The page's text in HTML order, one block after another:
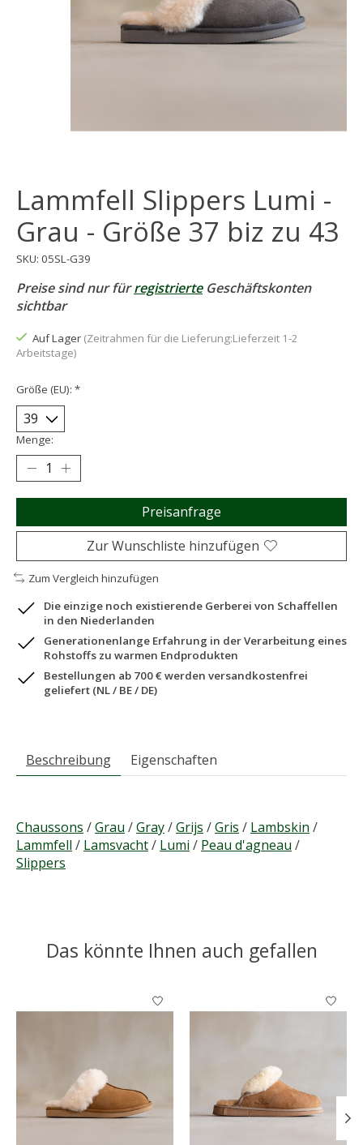
Lammfell Slippers Lumi -
Grau - Größe 37 biz zu 43
SKU: 05SL-G39
Preise sind nur fürregistrierteGeschäftskonten
sichtbar
Auf Lager (Zeitrahmen für die Lieferung:Lieferzeit 1-2
Arbeitstage)
Größe (EU): *
Menge:
Preisanfrage
Zur Wunschliste hinzufügen
Zum Vergleich hinzufügen
Die einzige noch existierende Gerberei von Schaffellen
in den Niederlanden
Generationenlange Erfahrung in der Verarbeitung eines
Rohstoffs zu warmen Endprodukten
Bestellungen ab 700 € werden versandkostenfrei
geliefert (NL / BE / DE)
Beschreibung Eigenschaften
Chaussons /Grau /Gray/Grijs /Gris / Lambskin /
Lammfell / Lamsvacht/ Lumi / Peau d'agneau /
Slippers
Das könnte Ihnen auch gefallen
Produkt-Karussell-Artikel